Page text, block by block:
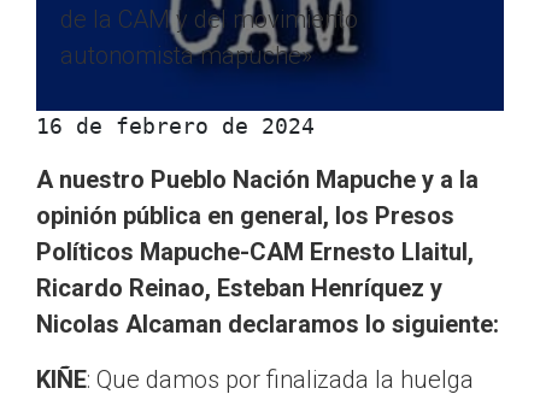
de la CAM y del movimiento
autonomista mapuche»
16 de febrero de 2024
A nuestro Pueblo Nación Mapuche y a la
opinión pública en general, los Presos
Políticos Mapuche-CAM Ernesto Llaitul,
Ricardo Reinao, Esteban Henríquez y
Nicolas Alcaman declaramos lo siguiente:
KIÑE: Que damos por finalizada la huelga